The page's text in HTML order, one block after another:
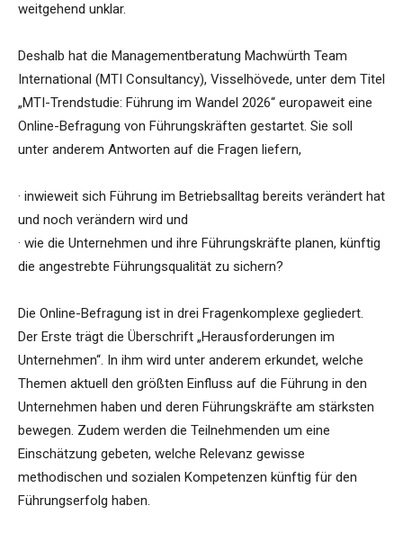
weitgehend unklar.
Deshalb hat die Managementberatung Machwürth Team
International (MTI Consultancy), Visselhövede, unter dem Titel
„MTI-Trendstudie: Führung im Wandel 2026“ europaweit eine
Online-Befragung von Führungskräften gestartet. Sie soll
unter anderem Antworten auf die Fragen liefern,
· inwieweit sich Führung im Betriebsalltag bereits verändert hat
und noch verändern wird und
· wie die Unternehmen und ihre Führungskräfte planen, künftig
die angestrebte Führungsqualität zu sichern?
Die Online-Befragung ist in drei Fragenkomplexe gegliedert.
Der Erste trägt die Überschrift „Herausforderungen im
Unternehmen“. In ihm wird unter anderem erkundet, welche
Themen aktuell den größten Einfluss auf die Führung in den
Unternehmen haben und deren Führungskräfte am stärksten
bewegen. Zudem werden die Teilnehmenden um eine
Einschätzung gebeten, welche Relevanz gewisse
methodischen und sozialen Kompetenzen künftig für den
Führungserfolg haben.